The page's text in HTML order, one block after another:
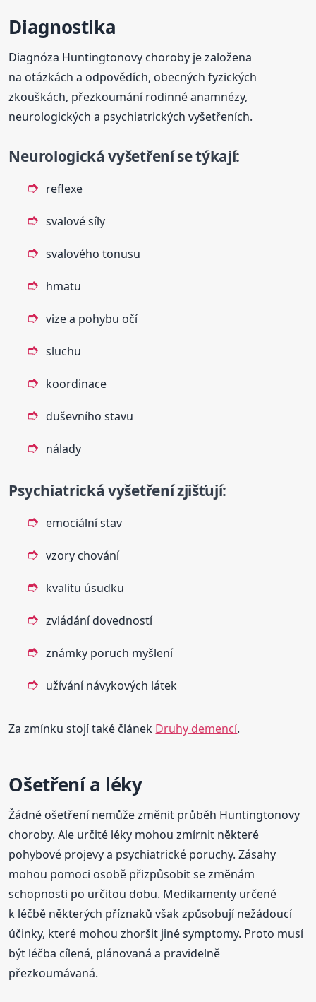
Diagnostika
Diagnóza Huntingtonovy choroby je založena
na otázkách a odpovědích, obecných fyzických
zkouškách, přezkoumání rodinné anamnézy,
neurologických a psychiatrických vyšetřeních.
Neurologická vyšetření se týkají:
reflexe
svalové síly
svalového tonusu
hmatu
vize a pohybu očí
sluchu
koordinace
duševního stavu
nálady
Psychiatrická vyšetření zjišťují:
emociální stav
vzory chování
kvalitu úsudku
zvládání dovedností
známky poruch myšlení
užívání návykových látek
Za zmínku stojí také článek Druhy demencí.
Ošetření a léky
Žádné ošetření nemůže změnit průběh Huntingtonovy
choroby. Ale určité léky mohou zmírnit některé
pohybové projevy a psychiatrické poruchy. Zásahy
mohou pomoci osobě přizpůsobit se změnám
schopnosti po určitou dobu. Medikamenty určené
k léčbě některých příznaků však způsobují nežádoucí
účinky, které mohou zhoršit jiné symptomy. Proto musí
být léčba cílená, plánovaná a pravidelně
přezkoumávaná.